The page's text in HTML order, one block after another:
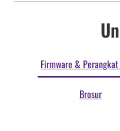
Firmware &
Brosur